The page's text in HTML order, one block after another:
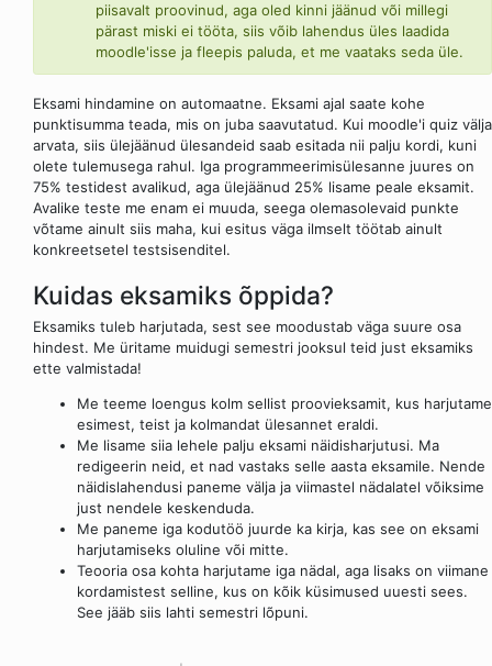
piisavalt proovinud, aga oled kinni jäänud või millegi
pärast miski ei tööta, siis võib lahendus üles laadida
moodle'isse ja fleepis paluda, et me vaataks seda üle.
Eksami hindamine on automaatne. Eksami ajal saate kohe
punktisumma teada, mis on juba saavutatud. Kui moodle'i quiz välja
arvata, siis ülejäänud ülesandeid saab esitada nii palju kordi, kuni
olete tulemusega rahul. Iga programmeerimisülesanne juures on
75% testidest avalikud, aga ülejäänud 25% lisame peale eksamit.
Avalike teste me enam ei muuda, seega olemasolevaid punkte
võtame ainult siis maha, kui esitus väga ilmselt töötab ainult
konkreetsetel testsisenditel.
Kuidas eksamiks õppida?
Eksamiks tuleb harjutada, sest see moodustab väga suure osa
hindest. Me üritame muidugi semestri jooksul teid just eksamiks
ette valmistada!
Me teeme loengus kolm sellist proovieksamit, kus harjutame
esimest, teist ja kolmandat ülesannet eraldi.
Me lisame siia lehele palju eksami näidisharjutusi. Ma
redigeerin neid, et nad vastaks selle aasta eksamile. Nende
näidislahendusi paneme välja ja viimastel nädalatel võiksime
just nendele keskenduda.
Me paneme iga kodutöö juurde ka kirja, kas see on eksami
harjutamiseks oluline või mitte.
Teooria osa kohta harjutame iga nädal, aga lisaks on viimane
kordamistest selline, kus on kõik küsimused uuesti sees.
See jääb siis lahti semestri lõpuni.